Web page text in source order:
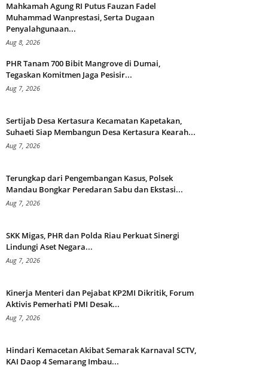
Mahkamah Agung RI Putus Fauzan Fadel
Muhammad Wanprestasi, Serta Dugaan
Penyalahgunaan...
Aug 8, 2026
PHR Tanam 700 Bibit Mangrove di Dumai,
Tegaskan Komitmen Jaga Pesisir...
Aug 7, 2026
Sertijab Desa Kertasura Kecamatan Kapetakan,
Suhaeti Siap Membangun Desa Kertasura Kearah...
Aug 7, 2026
Terungkap dari Pengembangan Kasus, Polsek
Mandau Bongkar Peredaran Sabu dan Ekstasi...
Aug 7, 2026
SKK Migas, PHR dan Polda Riau Perkuat Sinergi
Lindungi Aset Negara...
Aug 7, 2026
Kinerja Menteri dan Pejabat KP2MI Dikritik, Forum
Aktivis Pemerhati PMI Desak...
Aug 7, 2026
Hindari Kemacetan Akibat Semarak Karnaval SCTV,
KAI Daop 4 Semarang Imbau...